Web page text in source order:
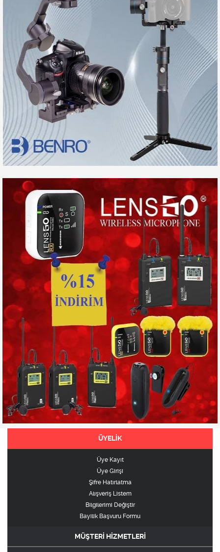
ÜYELİK
Üye Kayıt
Üye Girişi
Şifre Hatırlatma
Alışveriş Listem
Bilgilerimi Değiştir
Bayilik Başvuru Formu
MÜŞTERİ HİZMETLERİ